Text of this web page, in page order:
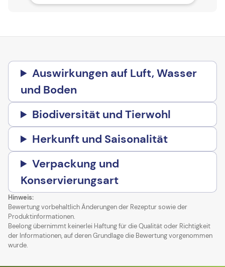
Auswirkungen auf Luft, Wasser
und Boden
Biodiversität und Tierwohl
Herkunft und Saisonalität
Verpackung und
Konservierungsart
Hinweis:
Bewertung vorbehaltlich Änderungen der Rezeptur sowie der
Produktinformationen.
Beelong übernimmt keinerlei Haftung für die Qualität oder Richtigkeit
der Informationen, auf deren Grundlage die Bewertung vorgenommen
wurde.